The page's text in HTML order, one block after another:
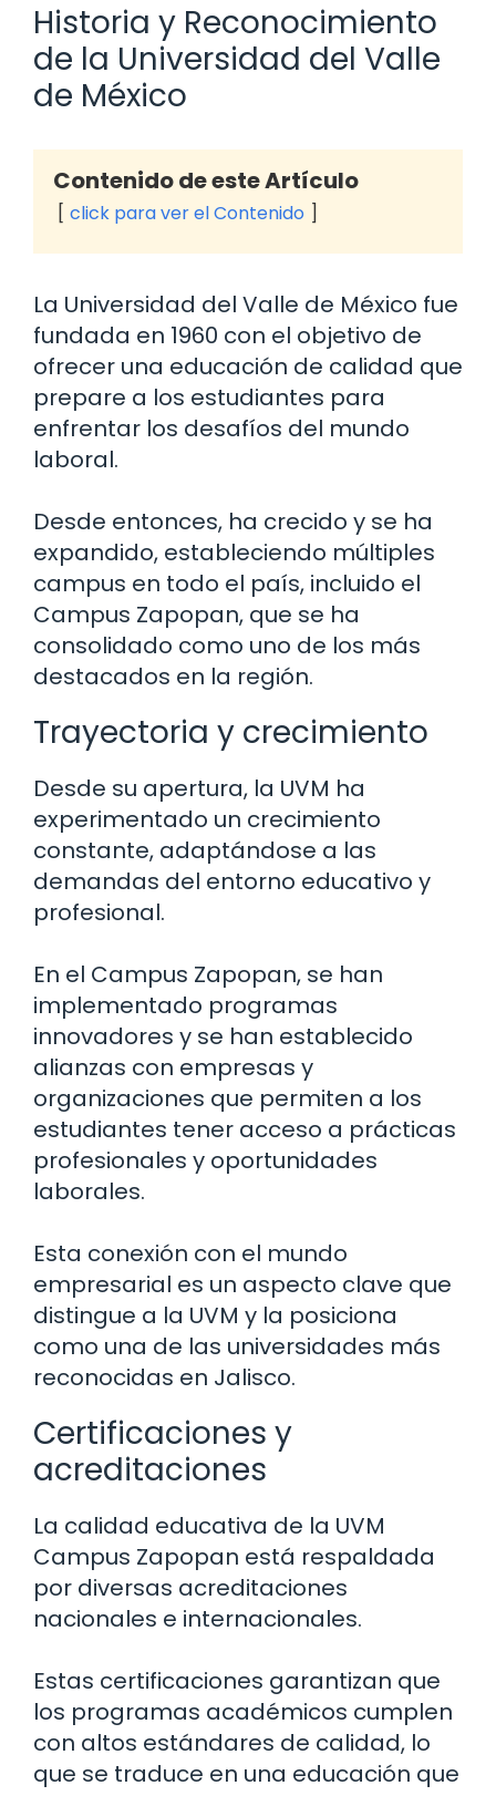
Historia y Reconocimiento
de la Universidad del Valle
de México
Contenido de este Artículo
click para ver el Contenido
La Universidad del Valle de México fue
fundada en 1960 con el objetivo de
ofrecer una educación de calidad que
prepare a los estudiantes para
enfrentar los desafíos del mundo
laboral.
Desde entonces, ha crecido y se ha
expandido, estableciendo múltiples
campus en todo el país, incluido el
Campus Zapopan, que se ha
consolidado como uno de los más
destacados en la región.
Trayectoria y crecimiento
Desde su apertura, la UVM ha
experimentado un crecimiento
constante, adaptándose a las
demandas del entorno educativo y
profesional.
En el Campus Zapopan, se han
implementado programas
innovadores y se han establecido
alianzas con empresas y
organizaciones que permiten a los
estudiantes tener acceso a prácticas
profesionales y oportunidades
laborales.
Esta conexión con el mundo
empresarial es un aspecto clave que
distingue a la UVM y la posiciona
como una de las universidades más
reconocidas en Jalisco.
Certificaciones y
acreditaciones
La calidad educativa de la UVM
Campus Zapopan está respaldada
por diversas acreditaciones
nacionales e internacionales.
Estas certificaciones garantizan que
los programas académicos cumplen
con altos estándares de calidad, lo
que se traduce en una educación que